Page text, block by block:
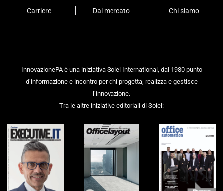
Carriere Dal mercato Chi siamo
InnovazionePA è una iniziativa Soiel International, dal 1980 punto
d’informazione e incontro per chi progetta, realizza e gestisce
l’innovazione.
Tra le altre iniziative editoriali di Soiel: